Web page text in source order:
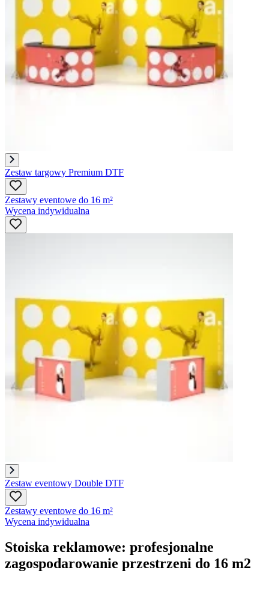
Zestaw targowy Premium DTF
Zestawy eventowe do 16 m²
Wycena indywidualna
Zestaw eventowy Double DTF
Zestawy eventowe do 16 m²
Wycena indywidualna
Stoiska reklamowe: profesjonalne
zagospodarowanie przestrzeni do 16 m2